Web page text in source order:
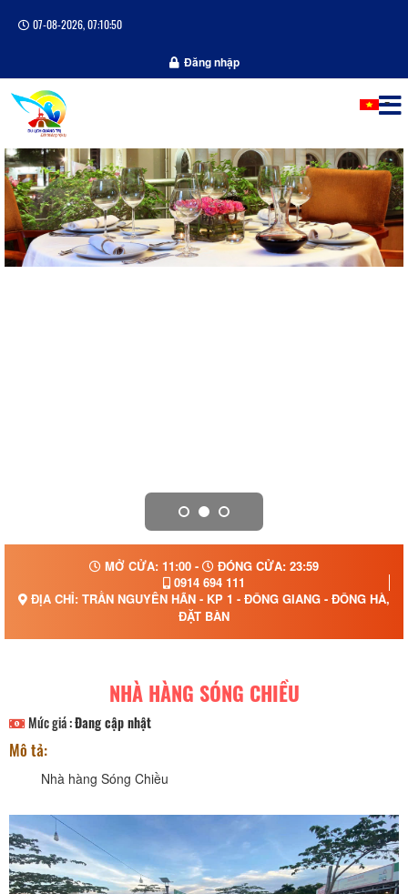
07-08-2026, 07:10:51
Đăng nhập
MỞ CỬA: 11:00 -
ĐÓNG CỬA: 23:59
0914 694 111
ĐỊA CHỈ: TRẦN NGUYÊN HÃN - KP 1 - ĐÔNG GIANG - ĐÔNG HÀ,
ĐẶT BÀN
NHÀ HÀNG SÓNG CHIỀU
Mức giá :Đang cập nhật
Mô tả:
Nhà hàng Sóng Chiều